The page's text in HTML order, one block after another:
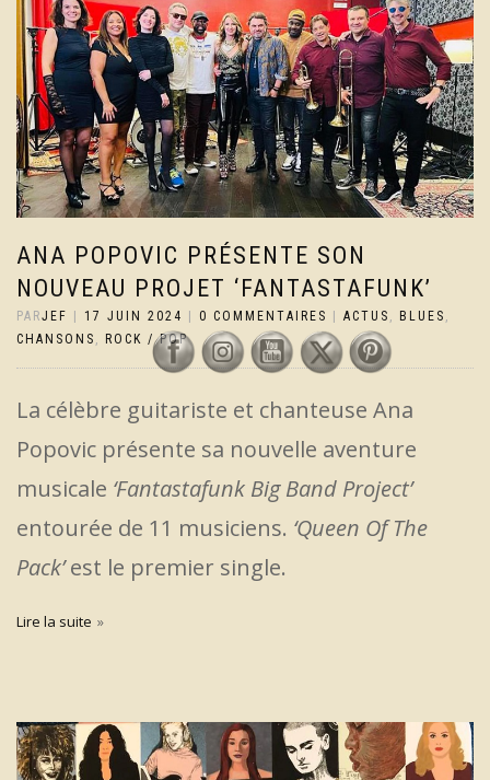
ANA POPOVIC PRÉSENTE SON
NOUVEAU PROJET ‘FANTASTAFUNK’
PARJEF 17 JUIN 2024 0 COMMENTAIRES ACTUS , BLUES ,
CHANSONS , ROCK / POP
La célèbre guitariste et chanteuse Ana
Popovic présente sa nouvelle aventure
musicale ‘Fantastafunk Big Band Project’
entourée de 11 musiciens. ‘Queen Of The
Pack’est le premier single.
Lire la suite